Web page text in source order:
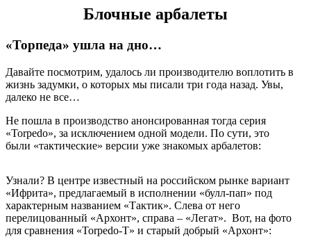
Блочные арбалеты
«Торпеда» ушла на дно…
Давайте посмотрим, удалось ли производителю воплотить в
жизнь задумки, о которых мы писали три года назад. Увы,
далеко не все…
Не пошла в производство анонсированная тогда серия
«Torpedo», за исключением одной модели. По сути, это
были «тактические» версии уже знакомых арбалетов:
Узнали? В центре известный на российском рынке вариант
«Ифрита», предлагаемый в исполнении «булл-пап» под
характерным названием «Тактик». Слева от него
перелицованный «Архонт», справа – «Легат». Вот, на фото
для сравнения «Torpedo-T» и старый добрый «Архонт»: